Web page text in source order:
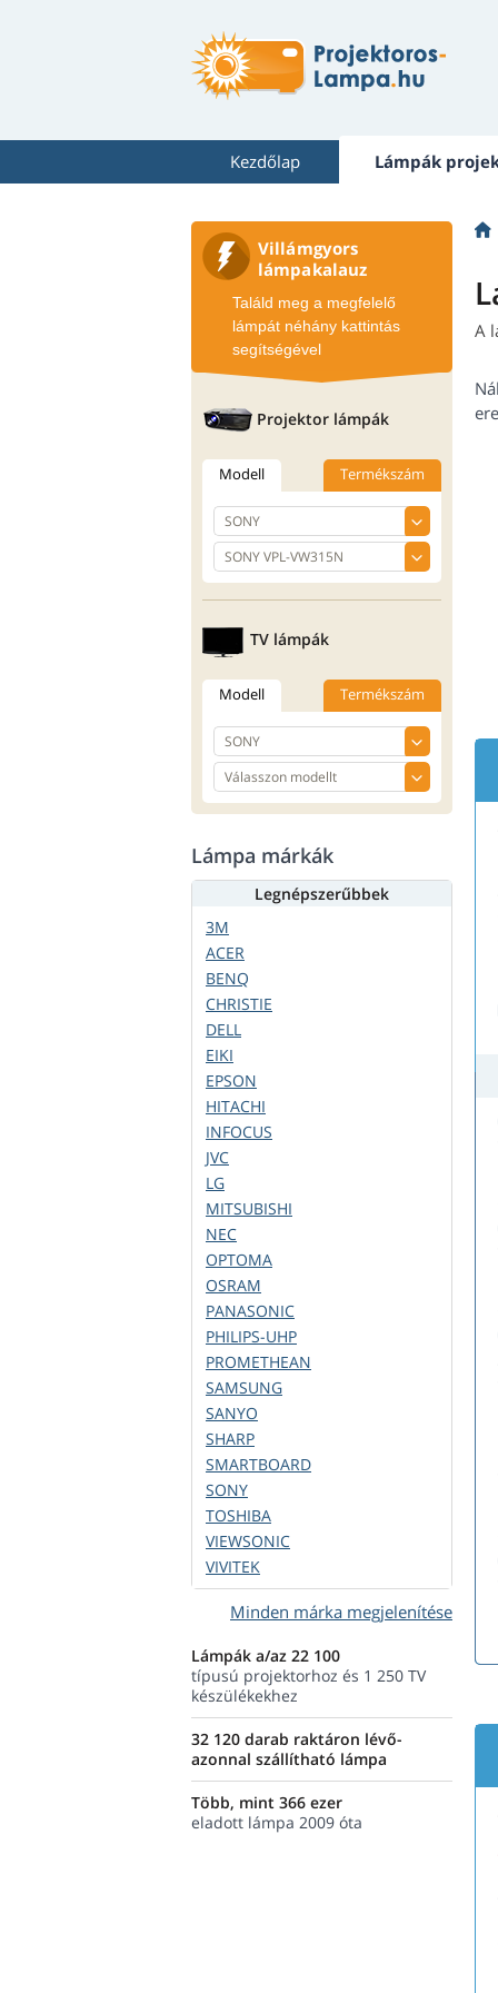
Kezdőlap Lámpák
A
Villámgyors
lámpakalauz
Találd meg a megfelelő
lámpát néhány kattintás
segítségével
Projektor lámpák
Modell Termékszám
TV lámpák
Modell Termékszám
Lámpa márkák
Legnépszerűbbek
3M
ACER
BENQ
CHRISTIE
DELL
EIKI
EPSON
HITACHI
INFOCUS
JVC
LG
MITSUBISHI
NEC
OPTOMA
OSRAM
PANASONIC
PHILIPS-UHP
PROMETHEAN
SAMSUNG
SANYO
SHARP
SMARTBOARD
SONY
TOSHIBA
VIEWSONIC
VIVITEK
Minden márka megjelenítése
Lámpák a/az 22 100
típusú projektorhoz és 1 250 TV
készülékekhez
32 120 darab raktáron lévő-
azonnal szállítható lámpa
Több, mint 366 ezer
eladott lámpa 2009 óta